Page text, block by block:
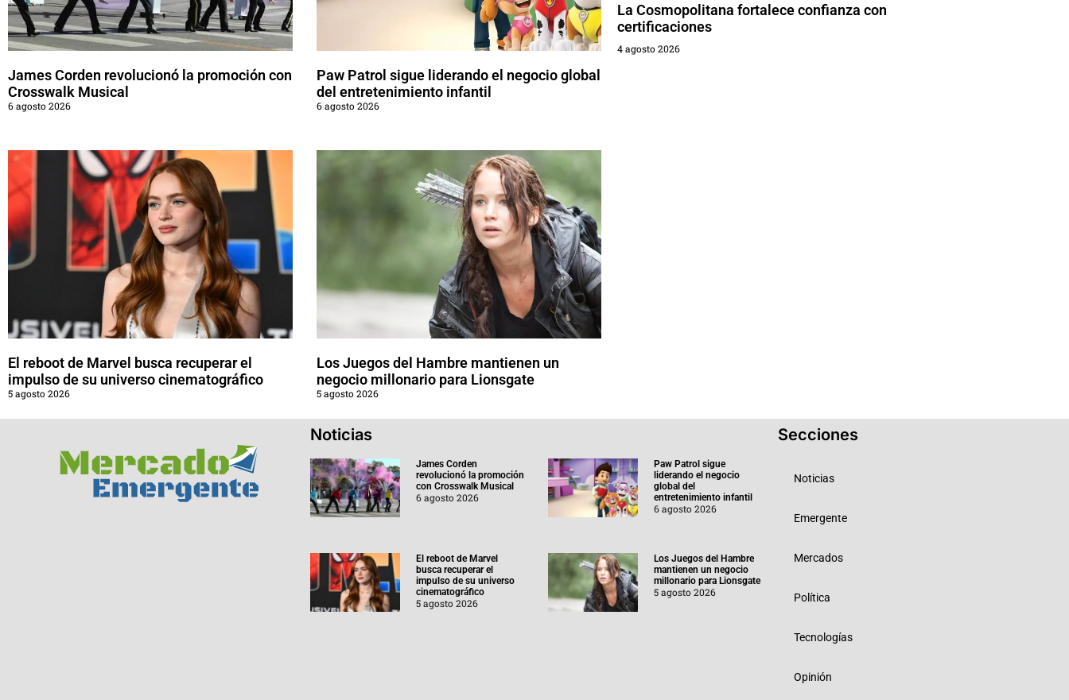
James Corden revolucionó la promoción con
Crosswalk Musical
6 agosto 2026
Paw Patrol sigue liderando el negocio global
del entretenimiento infantil
6 agosto 2026
El reboot de Marvel busca recuperar el
impulso de su universo cinematográfico
5 agosto 2026
Los Juegos del Hambre mantienen un
negocio millonario para Lionsgate
5 agosto 2026
La Cosmopolitana fortalece confianza con
certificaciones
4 agosto 2026
Noticias
James Corden
revolucionó la promoción
con Crosswalk Musical
6 agosto 2026
Paw Patrol sigue
liderando el negocio
global del
entretenimiento infantil
6 agosto 2026
El reboot de Marvel
busca recuperar el
impulso de su universo
cinematográfico
5 agosto 2026
Los Juegos del Hambre
mantienen un negocio
millonario para Lionsgate
5 agosto 2026
Secciones
Noticias
Emergente
Mercados
Política
Tecnologías
Opinión